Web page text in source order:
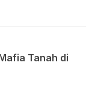
Tanah di